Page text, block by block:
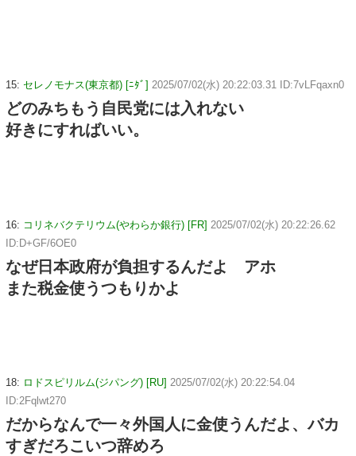
15: セレノモナス(東京都) [ﾆﾀﾞ] 2025/07/02(水) 20:22:03.31 ID:7vLFqaxn0
どのみちもう自民党には入れない
好きにすればいい。
16: コリネバクテリウム(やわらか銀行) [FR] 2025/07/02(水) 20:22:26.62
ID:D+GF/6OE0
なぜ日本政府が負担するんだよ アホ
また税金使うつもりかよ
18: ロドスピリルム(ジパング) [RU] 2025/07/02(水) 20:22:54.04
ID:2Fqlwt270
だからなんで一々外国人に金使うんだよ、バカ
すぎだろこいつ辞めろ